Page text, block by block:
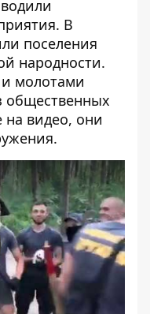
В
поселения
народности.
молотами
на видео, они